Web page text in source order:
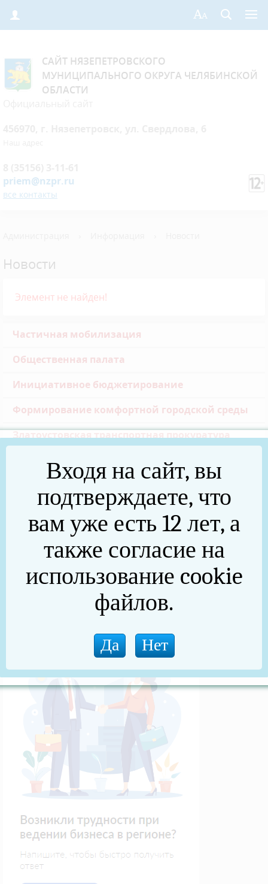
САЙТ НЯЗЕПЕТРОВСКОГО
МУНИЦИПАЛЬНОГО ОКРУГА ЧЕЛЯБИНСКОЙ
ОБЛАСТИ
priem@nzpr.ru
все контакты
Новости
Элемент не найден!
Частичная мобилизация
Общественная палата
Инициативное бюджетирование
Формирование комфортной городской среды
Златоустовская транспортная прокуратура
Реальные дела (архив)
Национальные проекты
75 лет Победы в Великой Отечественной войне
(архив)
Новости прокуратуры
Входя на сайт, вы
подтверждаете, что
вам уже есть 12 лет, а
также согласие на
использование cookie
файлов.